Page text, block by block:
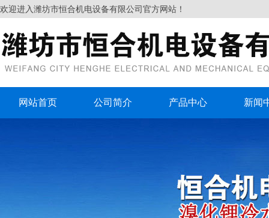
欢迎进入潍坊市恒合机电设备有限公司官方网站！
网站首页 公司简介 产品中心 新闻